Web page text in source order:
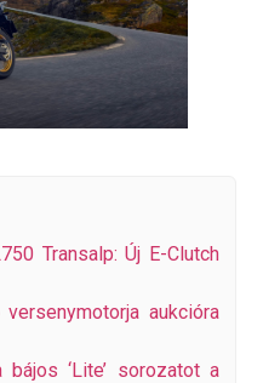
Transalp: Új E-Clutch
aukcióra
bájos ‘Lite’ sorozatot a